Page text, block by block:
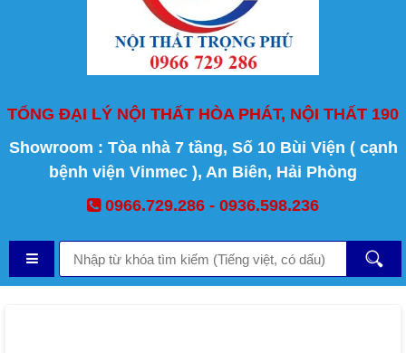
TỔNG ĐẠI LÝ NỘI THẤT HÒA PHÁT, NỘI THẤT 190
Showroom : Tòa nhà 7 tầng, Số 10 Bùi Viện ( cạnh
bệnh viện Vinmec ), An Biên, Hải Phòng
0966.729.286 - 0936.598.236